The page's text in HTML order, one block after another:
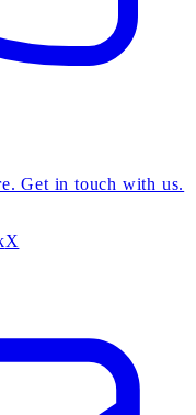
Get in touch with us.
X